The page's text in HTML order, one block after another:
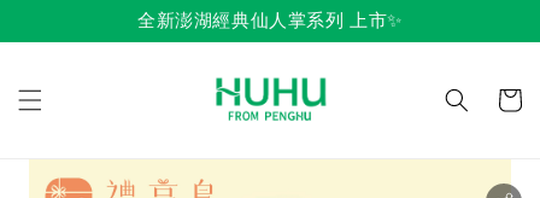
全新澎湖經典仙人掌系列 上市✨